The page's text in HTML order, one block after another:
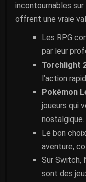
incontournables
offrent une vraie
Les RPG
par leur
Torchlight
l’action
Pokémon
joueurs qui
nostalgique.
Le bon
aventure,
Sur Switch,
sont des